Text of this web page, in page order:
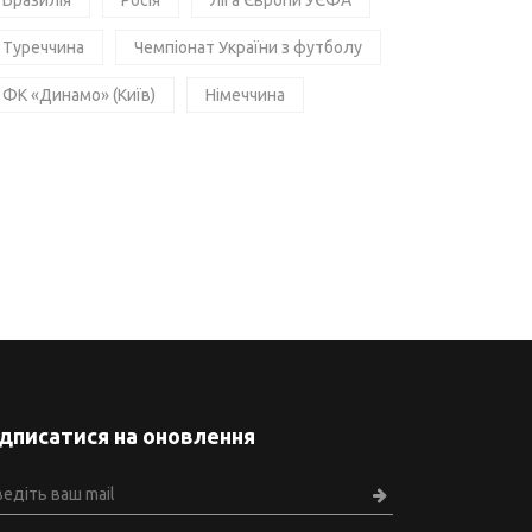
Туреччина Чемпіонат України з футболу
ФК «Динамо» (Київ) Німеччина
на оновлення